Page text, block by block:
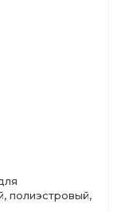
полиэстровый,